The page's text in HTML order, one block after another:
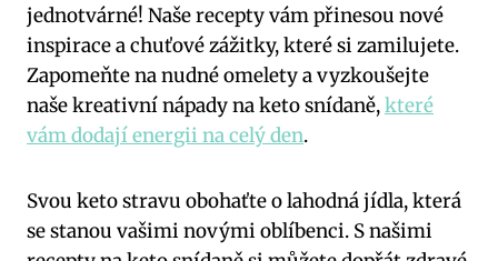
jednotvárné! Naše recepty vám přinesou nové
inspirace a chuťové zážitky, které si zamilujete.
Zapomeňte na nudné omelety a vyzkoušejte
naše kreativní nápady na keto snídaně,které
vám dodají energii na celý den.
Svou keto stravu obohaťte o lahodná jídla, která
se stanou vašimi novými oblíbenci. S našimi